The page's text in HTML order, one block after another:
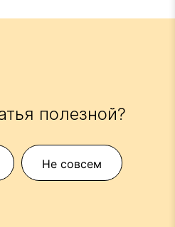
полезной?
Не совсем